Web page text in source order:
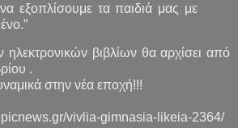
εξοπλίσουμε τα παιδιά μας με
βιβλίων θα αρχίσει από
.
στην νέα εποχή!!!
vivlia-gimnasia-likeia-2364/